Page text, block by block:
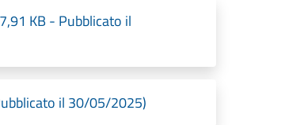
KB - Pubblicato il
il 30/05/2025)